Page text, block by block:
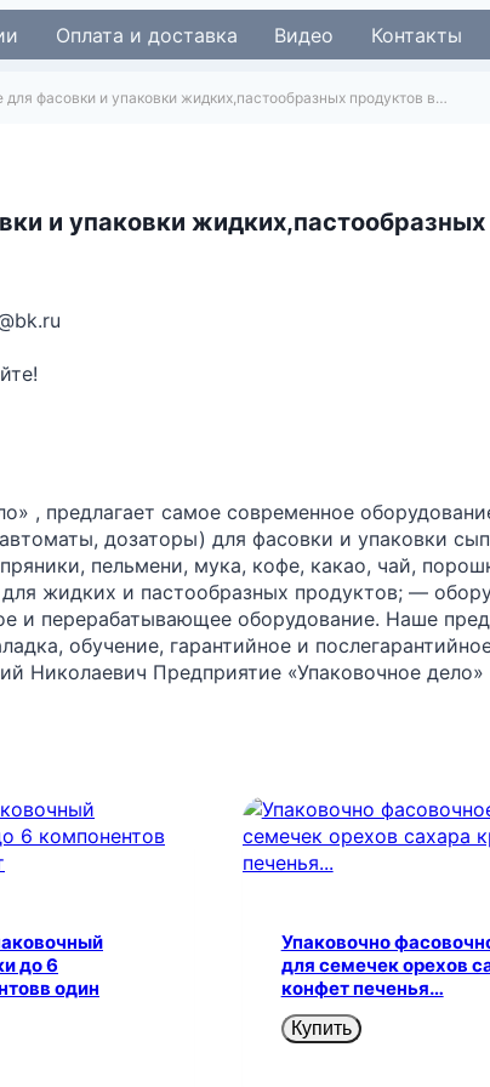
Оплата и доставка Видео Контакты
для фасовки и упаковки жидких,пастообразных продуктов в…
и упаковки
, предлагает самое современное
дозаторы) для фасовки и упаковки
пельмени, мука, кофе, какао, чай,
жидких и пастообразных продуктов; —
и перерабатывающее оборудование. Наше
обучение, гарантийное и
Николаевич Предприятие «Упаковочное
до 6
один
Упаковочно
для семечек орехов
конфет печенья…
Купить